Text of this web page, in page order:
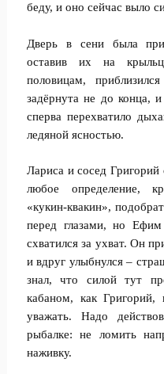
беду, и оно сейчас выло
Дверь в сени была
оставив их на
половицам,
задёрнута не до конца,
сперва перехватило
ледяной ясностью.
Лариса и сосед Григорий
любое определение,
«кукин-квакин»,
перед глазами, но
схватился за ухват. Он
и вдруг улыбнулся –
знал, что силой тут
кабаном, как
уважать. Надо
рыбалке: не ломить
наживку.